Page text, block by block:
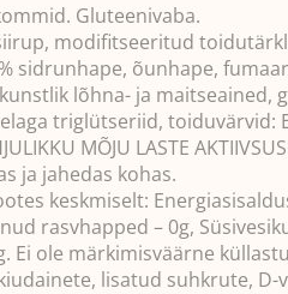
Gluteenivaba.
modifitseeritud
sidrunhape, õunhape,
lõhna- ja maitseained,
triglütseriid, toiduvärvid:
MÕJU LASTE
ja jahedas kohas.
keskmiselt:
rasvhapped – 0g,
Ei ole märkimisväärne
lisatud suhkrute, D-